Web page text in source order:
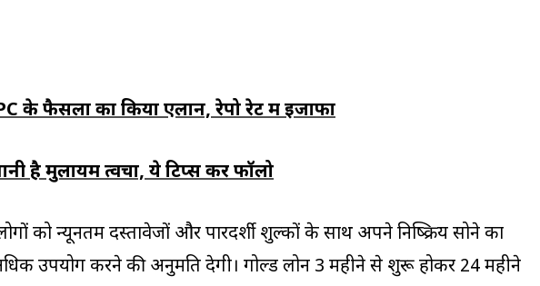
के फैसलों का किया एलान, रेपो रेट में इजाफा
है मुलायम त्वचा, ये टिप्स करें फॉलो
को न्यूनतम दस्तावेजों और पारदर्शी शुल्कों के साथ अपने निष्क्रिय सोने का
उपयोग करने की अनुमति देगी। गोल्ड लोन 3 महीने से शुरू होकर 24 महीने